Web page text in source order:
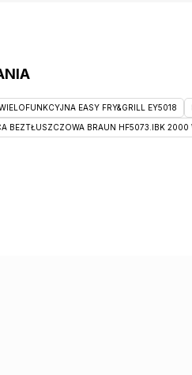
EASY FRY&GRILL EY5018
BEZTŁUSZCZOWA BRAUN HF5073.IBK 2000